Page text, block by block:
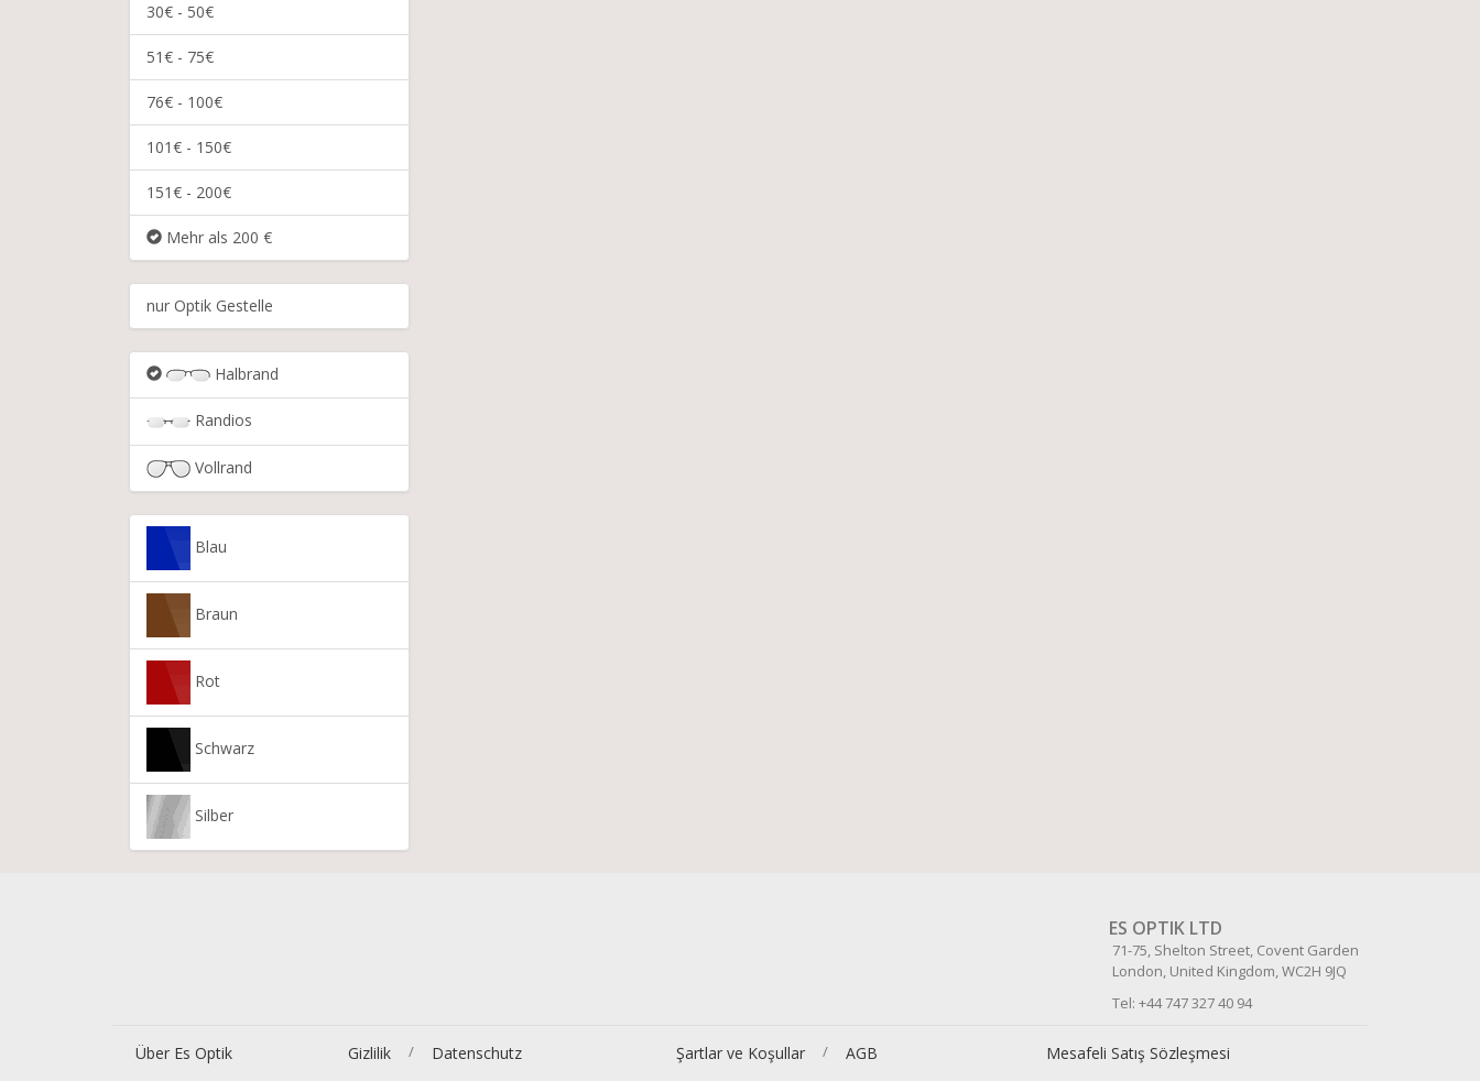
30€ - 50€
51€ - 75€
76€ - 100€
101€ - 150€
151€ - 200€
Mehr als 200 €
nur Optik Gestelle
Halbrand
Randios
Vollrand
Blau
Braun
Rot
Schwarz
Silber
ES OPTIK LTD
71-75, Shelton Street, Covent Garden
London, United Kingdom, WC2H 9JQ
Tel: +44 747 327 40 94
Über Es Optik Gizlilik / Datenschutz Şartlar ve Koşullar / AGB Mesafeli Satış Sözleşmesi